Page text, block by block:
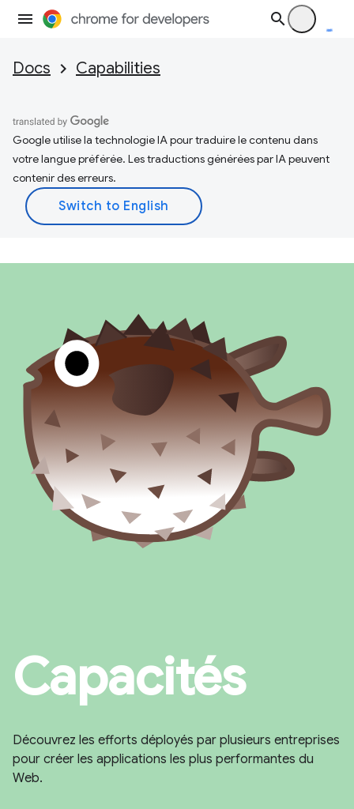
Docs Capabilities
Google utilise la technologie IA pour traduire le contenu dans
votre langue préférée. Les traductions générées par IA peuvent
contenir des erreurs.
Capacités
Découvrez les efforts déployés par plusieurs entreprises
pour créer les applications les plus performantes du
Web.